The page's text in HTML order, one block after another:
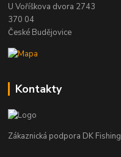
U Voříškova dvora 2743
370 04
České Budějovice
Kontakty
Zákaznická podpora DK Fishing